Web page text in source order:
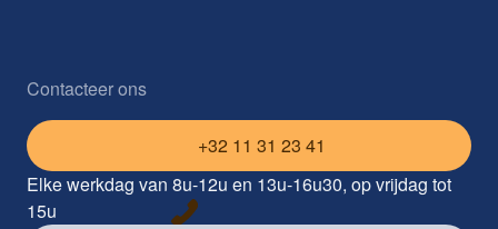
Contacteer ons
+32 11 31 23 41
Elke werkdag van 8u-12u en 13u-16u30, op vrijdag tot
15u